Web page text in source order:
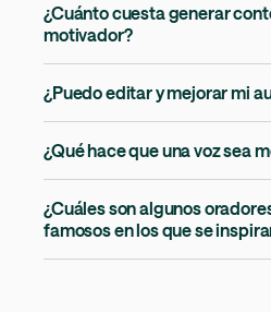
¿Cuánto cuesta generar
motivador?
¿Puedo editar y mejorar mi
¿Qué hace que una voz sea
¿Cuáles son algunos
famosos en los que se